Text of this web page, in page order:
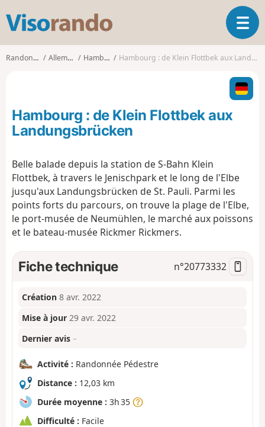
s
o
o
O
u
i
r
l
t
i
Randonnées Allemagne Hambourg Hambourg : de Klein Flottbek aux Landungsbrücken
Hambourg : de Klein Flottbek aux
Landungsbrücken
Belle balade depuis la station de S-Bahn Klein
Flottbek, à travers le Jenischpark et le long de l'Elbe
jusqu'aux Landungsbrücken de St. Pauli. Parmi les
points forts du parcours, on trouve la plage de l'Elbe,
le port-musée de Neumühlen, le marché aux poissons
et le bateau-musée Rickmer Rickmers.
Fiche technique n°20773332
Création 8 avr. 2022
Mise à jour 29 avr. 2022
Dernier avis –
Activité : Randonnée Pédestre
Distance : 12,03 km
Durée moyenne : 3h 35
Difficulté : Facile